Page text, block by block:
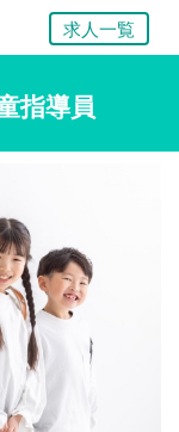
求人一覧
指導員